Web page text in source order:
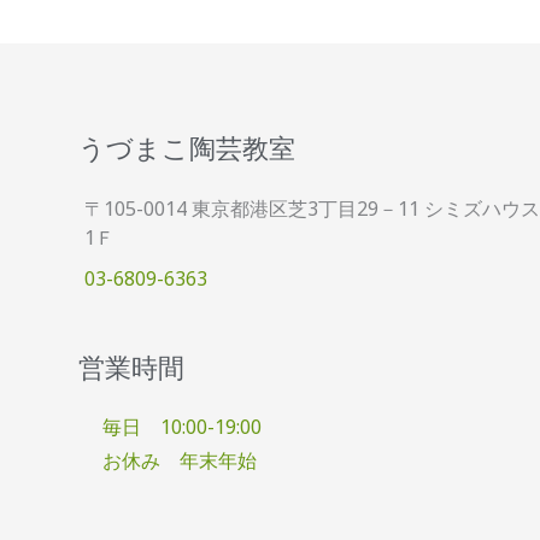
うづまこ陶芸教室
〒105-0014 東京都港区芝3丁目29－11 シミズハウス
1Ｆ
03-6809-6363
営業時間
毎日 10:00-19:00
お休み 年末年始